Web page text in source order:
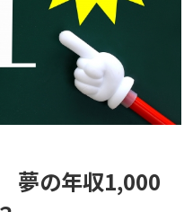
夢の年収1,000